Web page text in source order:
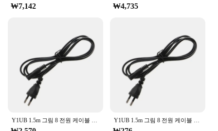
₩7,142 ₩4,735
Y1UB 1.5m 그림 8 전원 케이블 코드 유로 EU 유럽 2핀 플러그 Y1UB 1.5m 그림 8 전원 케이블 코드 유로 EU 유럽 2핀 플러그